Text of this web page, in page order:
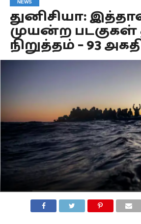
NEWS
துனிசியா:
முயன்ற படகுகள்
நிறுத்தம் – 93